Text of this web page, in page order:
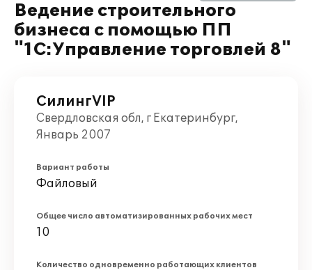
Ведение строительного
бизнеса с помощью ПП
"1С:Управление торговлей 8"
СилингVIP
Свердловская обл, г Екатеринбург,
Январь 2007
Вариант работы
Файловый
Общее число автоматизированных рабочих мест
10
Количество одновременно работающих клиентов